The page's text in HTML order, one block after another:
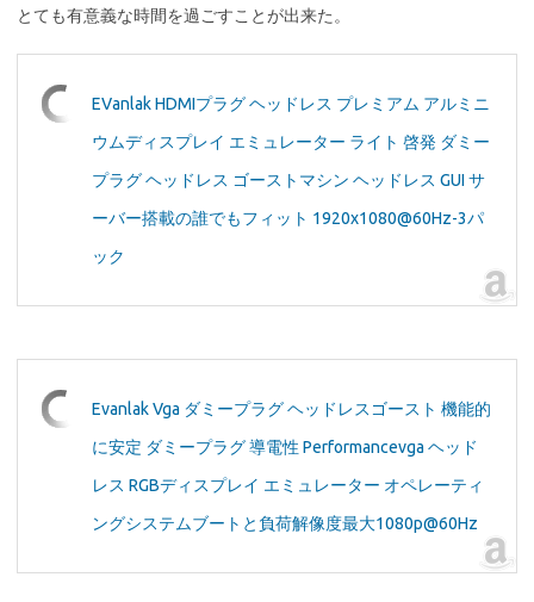
とても有意義な時間を過ごすことが出来た。
EVanlak HDMIプラグ ヘッドレス プレミアム アルミニ
ウムディスプレイ エミュレーター ライト 啓発 ダミー
プラグ ヘッドレス ゴーストマシン ヘッドレス GUI サ
ーバー搭載の誰でもフィット 1920x1080@60Hz-3パ
ック
Evanlak Vga ダミープラグ ヘッドレスゴースト 機能的
に安定 ダミープラグ 導電性 Performancevga ヘッド
レス RGBディスプレイ エミュレーター オペレーティ
ングシステムブートと負荷解像度最大1080p@60Hz